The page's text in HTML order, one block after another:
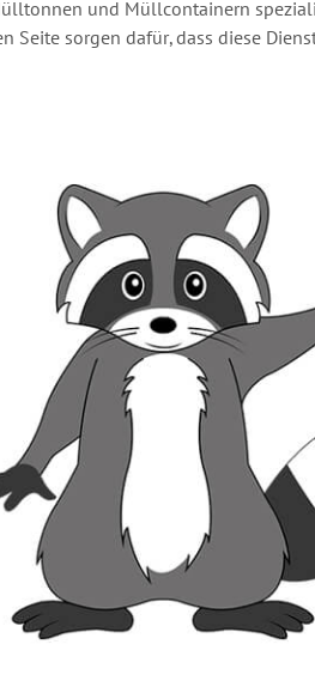
und Müllcontainern
Seite sorgen dafür, dass diese